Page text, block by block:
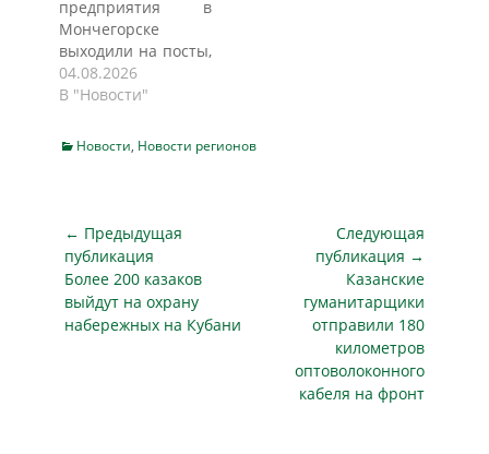
проводить
инструктажи.
Проверка
прокуратуры
выявила
её вмешательства
также провели
обучение. Кроме
того,…
предприятия в
Мончегорске
выходили на посты,
не пройдя
обучения по охране
средств
индивидуальной
вскрыла эти
нарушения.
Государственная
инспекция труда
привлекла
должностное лицо
04.08.2026
В "Новости"
Categories
Новости, Новости регионов
Навигация
по
записям
← Предыдущая
публикация
Предыдущая
публикация
Более 200 казаков
выйдут на охрану
набережных на Кубани
Следующая
публикация →
публикация
Казанские
гуманитарщики
отправили 180
километров
оптоволоконного
кабеля на фронт